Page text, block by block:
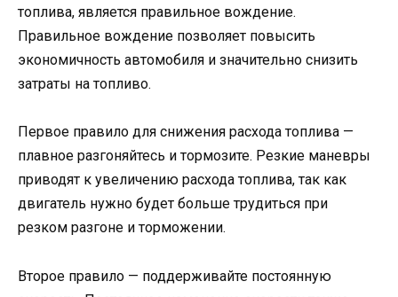
топлива, является правильное вождение.
Правильное вождение позволяет повысить
экономичность автомобиля и значительно снизить
затраты на топливо.
Первое правило для снижения расхода топлива —
плавное разгоняйтесь и тормозите. Резкие маневры
приводят к увеличению расхода топлива, так как
двигатель нужно будет больше трудиться при
резком разгоне и торможении.
Второе правило — поддерживайте постоянную